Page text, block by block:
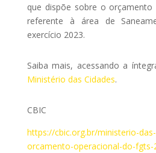
que dispõe sobre o orçamento
referente à área de
exercício 2023.
Saiba mais, acessando a
Ministério das Cidades.
CBIC
https://cbic.org.br/ministerio-
orcamento-operacional-do-fgts-